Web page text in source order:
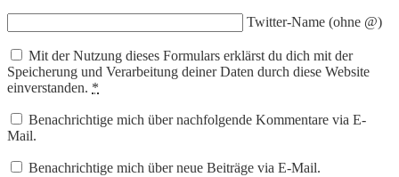
Twitter-Name (ohne @)
Mit der Nutzung dieses Formulars erklärst du dich mit der
Speicherung und Verarbeitung deiner Daten durch diese Website
einverstanden. *
Benachrichtige mich über nachfolgende Kommentare via E-
Mail.
Benachrichtige mich über neue Beiträge via E-Mail.